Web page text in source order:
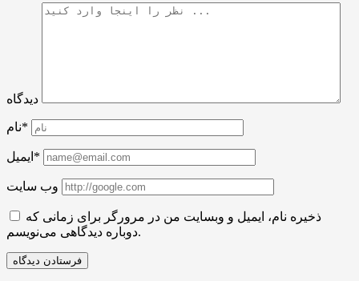
دیدگاه
نام*
ایمیل*
وب سایت
ذخیره نام، ایمیل و وبسایت من در مرورگر برای زمانی که
دوباره دیدگاهی می‌نویسم.